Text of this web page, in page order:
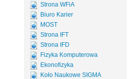
Strona WFiA
Biuro Karier
MOST
Strona IFT
Strona IFD
Fizyka Komputerowa
Ekonofizyka
Koło Naukowe SIGMA